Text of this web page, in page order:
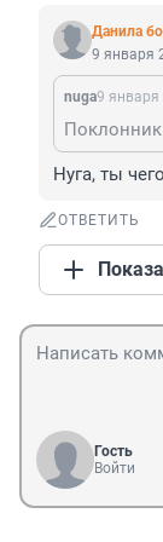
Данила
9 января
nuga9 января
Нуга, ты
ОТВЕТИТЬ
Гость
Войти